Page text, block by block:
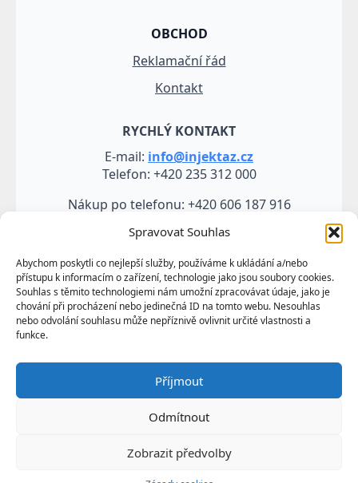
Spravovat Souhlas
Abychom poskytli co nejlepší služby, používáme k ukládání a/nebo
přístupu k informacím o zařízení, technologie jako jsou soubory cookies.
Souhlas s těmito technologiemi nám umožní zpracovávat údaje, jako je
chování při procházení nebo jedinečná ID na tomto webu. Nesouhlas
nebo odvolání souhlasu může nepříznivě ovlivnit určité vlastnosti a
funkce.
Příjmout
Odmítnout
Zobrazit předvolby
OBCHOD
Reklamační řád
Kontakt
RYCHLÝ KONTAKT
E-mail: info@injektaz.cz
Telefon: +420 235 312 000
Nákup po telefonu: +420 606 187 916
Veškeré údaje, zejména texty a fotografie uvedené na
těchto webových stránkách jsou výtvorem a
vlastnictvím společnosti TRUMF sanace s.r.o.
představují její know-how a jako takové požívají
upravujících duševní vlastnictví.